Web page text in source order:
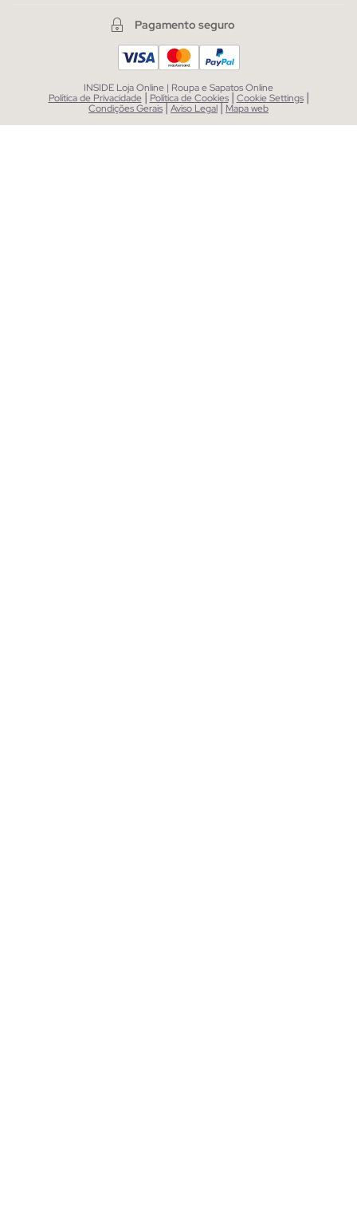
Pagamento seguro
INSIDE Loja Online | Roupa e Sapatos Online
Política de Privacidade | Política de Cookies | Cookie Settings |
Condições Gerais|Aviso Legal| Mapa web